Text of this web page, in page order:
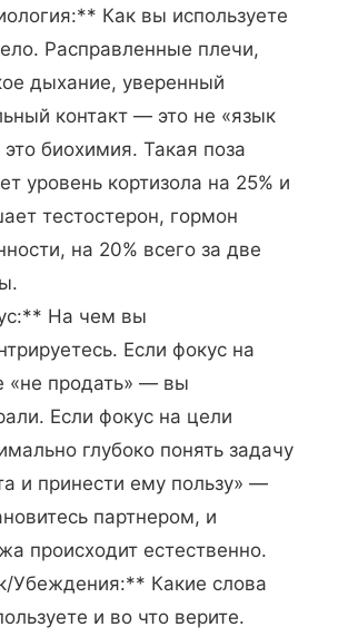
Как вы используете
Расправленные плечи,
дыхание, уверенный
контакт — это не «язык
это биохимия. Такая поза
уровень кортизола на 25% и
тестостерон, гормон
на 20% всего за две
На чем вы
Если фокус на
«не продать» — вы
Если фокус на цели
глубоко понять задачу
и принести ему пользу» —
партнером, и
происходит естественно.
Убеждения:** Какие слова
и во что верите.